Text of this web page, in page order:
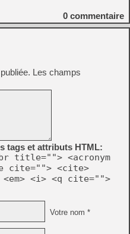
0 commentaire
Les champs
tags et attributs HTML:
title=""> <acronym
cite=""> <cite>
<i> <q cite="">
Votre nom *